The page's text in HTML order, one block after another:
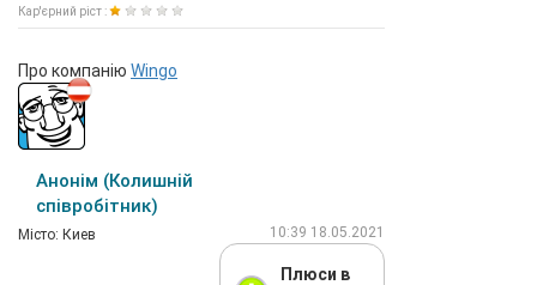
Кар'єрний ріст :
Про компанію Wingo
Анонім (Колишній
співробітник)
Мiсто: Киев 10:39 18.05.2021
Плюси в